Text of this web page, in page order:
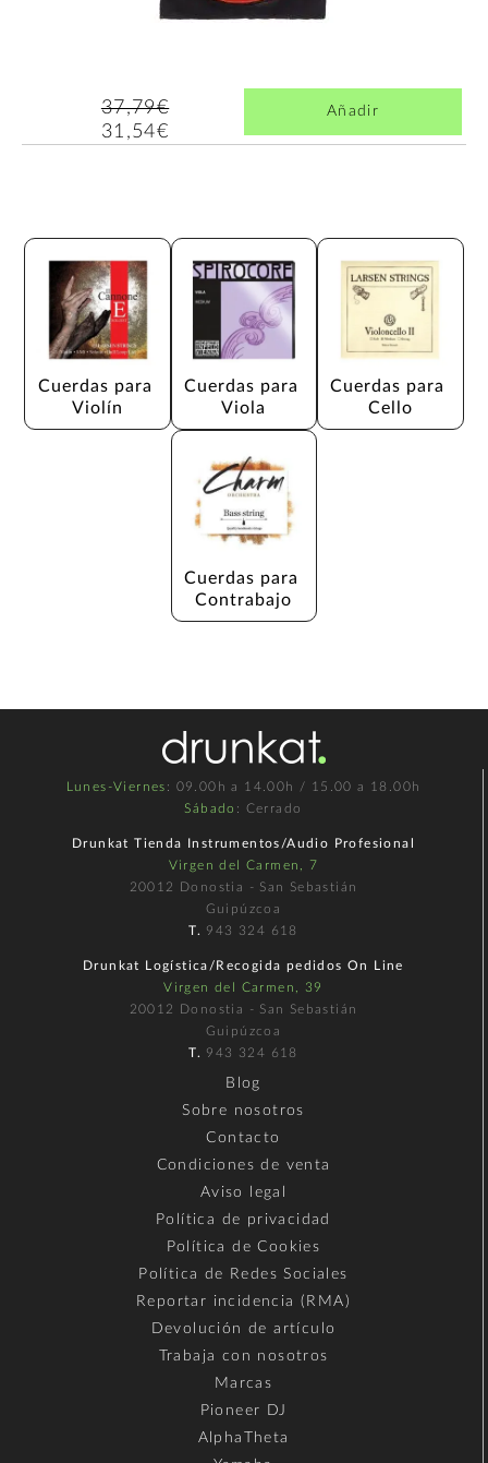
37,79€
31,54€
Añadir
Cuerdas para
Violín
Cuerdas para
Viola
Cuerdas para
Cello
Cuerdas para
Contrabajo
Lunes-Viernes : 09.00h a 14.00h / 15.00 a 18.00h
Sábado : Cerrado
Drunkat Tienda Instrumentos/Audio Profesional
Virgen del Carmen, 7
20012 Donostia - San Sebastián
Guipúzcoa
T. 943 324 618
Drunkat Logística/Recogida pedidos On Line
Virgen del Carmen, 39
20012 Donostia - San Sebastián
Guipúzcoa
T. 943 324 618
Blog
Sobre nosotros
Contacto
Condiciones de venta
Aviso legal
Política de privacidad
Política de Cookies
Política de Redes Sociales
Reportar incidencia (RMA)
Devolución de artículo
Trabaja con nosotros
Marcas
Pioneer DJ
AlphaTheta